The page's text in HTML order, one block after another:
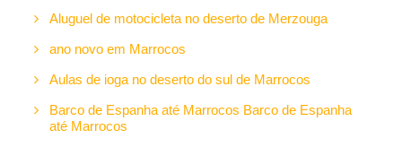
Aluguel de motocicleta no deserto de Merzouga
ano novo em Marrocos
Aulas de ioga no deserto do sul de Marrocos
Barco de Espanha até Marrocos Barco de Espanha
até Marrocos